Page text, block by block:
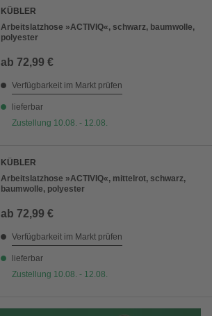
KÜBLER
Arbeitslatzhose »ACTIVIQ«, schwarz, baumwolle,
polyester
ab 72,99 €
Verfügbarkeit im Markt prüfen
lieferbar
Zustellung 10.08. - 12.08.
KÜBLER
Arbeitslatzhose »ACTIVIQ«, mittelrot, schwarz,
baumwolle, polyester
ab 72,99 €
Verfügbarkeit im Markt prüfen
lieferbar
Zustellung 10.08. - 12.08.